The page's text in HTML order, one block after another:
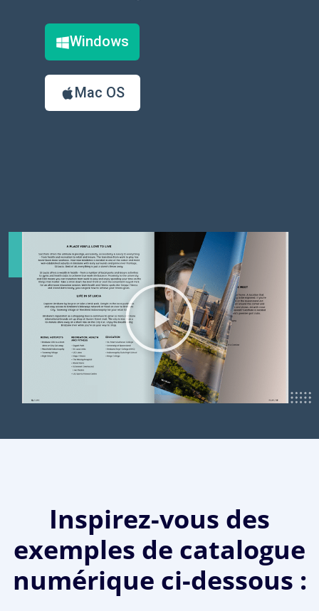
Windows
Mac OS
Inspirez-vous des
exemples de catalogue
numérique ci-dessous :